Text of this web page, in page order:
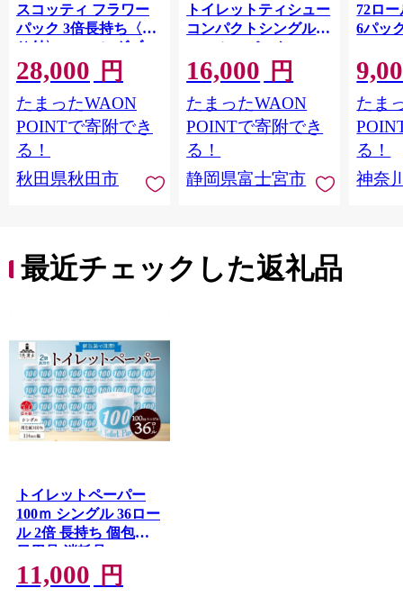
スコッティ フラワー
パック 3倍長持ち〈香
り付〉4ロール(ダブ
ル)×12パック 日用品
最短翌日発送 [スコッ
ティ フラワーパック
トイレットペーパー
日本製紙クレシア] 秋
田県秋田市
28,000 円
たまったWAON
POINTで寄附でき
る！
秋田県秋田市
トイレットティシュー
コンパクトシングル 8
ロール×8パック 64ロ
ール 1.5倍巻 82.5m
トイレットペーパー
シングル パルプ100％
香りつき 日用品 消耗
品 備蓄
16,000 円
たまったWAON
POINTで寄附でき
る！
静岡県富士宮市
72ロ
6パッ
FSCリ
長巻タ
100％
防災
ペー
川県
トペー
たま
る！
神奈
最近チェックした返礼品
トイレットペーパー
100ｍ シングル 36ロー
ル 2倍 長持ち 個包装
日用品 消耗品
11,000 円